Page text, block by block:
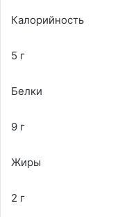
Калорийность
5 г
Белки
9 г
Жиры
2 г